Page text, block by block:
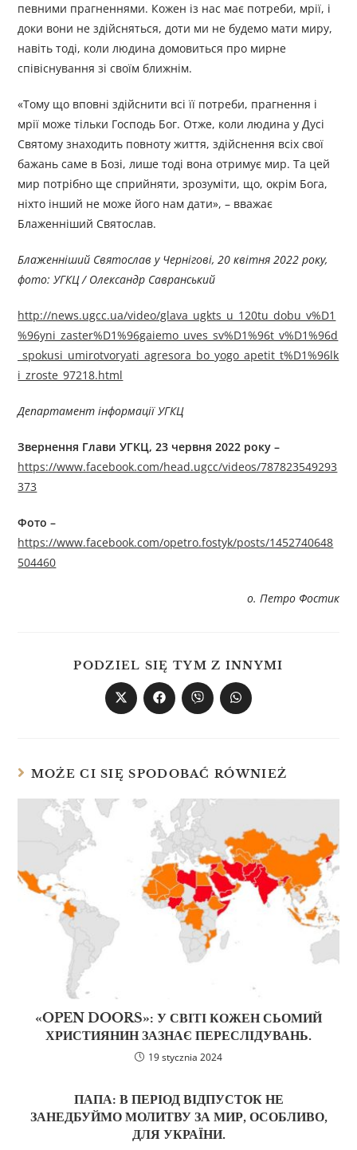
певними прагненнями. Кожен із нас має потреби, мрії, і
доки вони не здійсняться, доти ми не будемо мати миру,
навіть тоді, коли людина домовиться про мирне
співіснування зі своїм ближнім.
«Тому що вповні здійснити всі її потреби, прагнення і
мрії може тільки Господь Бог. Отже, коли людина у Дусі
Святому знаходить повноту життя, здійснення всіх свої
бажань саме в Бозі, лише тоді вона отримує мир. Та цей
мир потрібно ще сприйняти, зрозуміти, що, окрім Бога,
ніхто інший не може його нам дати», – вважає
Блаженніший Святослав.
Блаженніший Святослав у Чернігові, 20 квітня 2022 року,
фото: УГКЦ / Олександр Савранський
http://news.ugcc.ua/video/glava_ugkts_u_120tu_dobu_v%D1
%96yni_zaster%D1%96gaiemo_uves_sv%D1%96t_v%D1%96d
_spokusi_umirotvoryati_agresora_bo_yogo_apetit_t%D1%96lk
i_zroste_97218.html
Департамент інформації УГКЦ
Звернення Глави УГКЦ, 23 червня 2022 року –
https://www.facebook.com/head.ugcc/videos/787823549293
373
Фото –
https://www.facebook.com/opetro.fostyk/posts/1452740648
504460
о. Петро Фостик
PODZIEL SIĘ TYM Z INNYMI
MOŻE CI SIĘ SPODOBAĆ RÓWNIEŻ
«OPEN DOORS»: У СВІТІ КОЖЕН СЬОМИЙ
ХРИСТИЯНИН ЗАЗНАЄ ПЕРЕСЛІДУВАНЬ.
19 stycznia 2024
ПАПА: В ПЕРІОД ВІДПУСТОК НЕ
ЗАНЕДБУЙМО МОЛИТВУ ЗА МИР, ОСОБЛИВО,
ДЛЯ УКРАЇНИ.